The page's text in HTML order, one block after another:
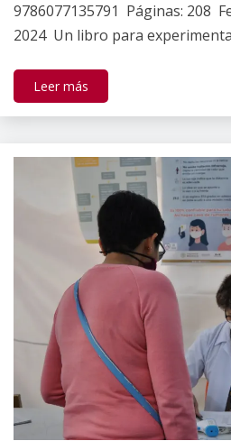
9786077135791 Páginas: 208
2024 Un libro para
Leer más